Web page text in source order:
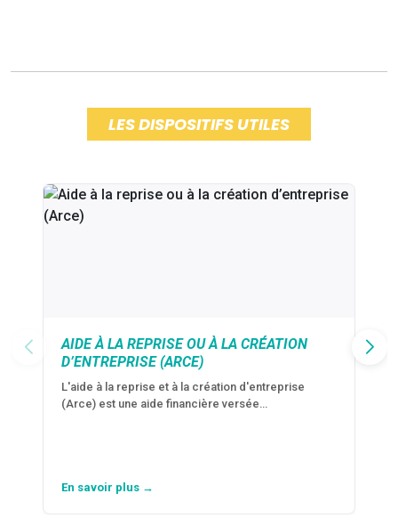
LES DISPOSITIFS UTILES
AIDE À LA REPRISE OU À LA CRÉATION
D’ENTREPRISE (ARCE)
L'aide à la reprise et à la création d'entreprise
(Arce) est une aide financière versée…
En savoir plus →